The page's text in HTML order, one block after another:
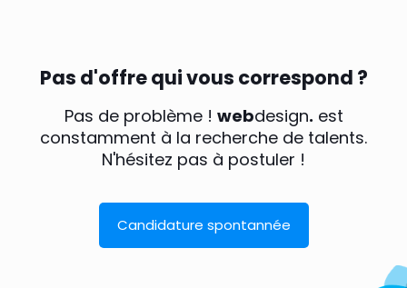
Pas d'offre qui vous correspond ?
Pas de problème ! webdesign. est
constamment à la recherche de talents.
N'hésitez pas à postuler !
Candidature spontannée